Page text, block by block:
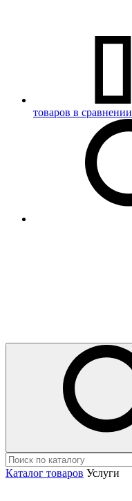
товаров в сравнении
Каталог товаров Услуги